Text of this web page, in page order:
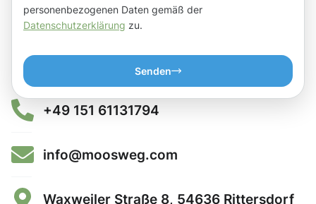
personenbezogenen Daten gemäß der
Datenschutzerklärung zu.
Senden
+49 151 61131794
info@moosweg.com
Waxweiler Straße 8, 54636 Rittersdorf